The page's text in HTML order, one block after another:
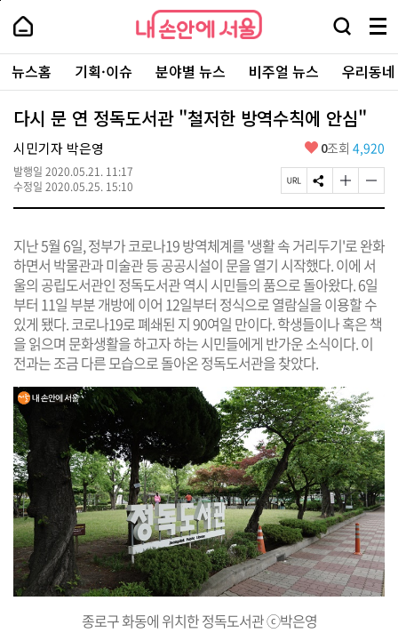
본
로
가
내
손
안
에
서
울
-
서
울
시
대
표
소
포
털
내
손
에
울
검
창
열
기
메
뉴
전
체
보
주
요
서
뉴스홈 기획·이슈 분야별 뉴스 비주얼 뉴스 우리동
다시 문 연 정독도서관 "철저한 방역수칙에 안심"
시민기자 박은영
발행일 2020.05.21. 11:17
수정일 2020.05.25. 15:10
좋
요
0조회 4,920
페
이
R
L
복
사
S
N
유
하
기
글
자
크
게
변
경
하
기
글
자
작
게
변
경
하
기
지난 5월 6일, 정부가 코로나19 방역체계를 '생활 속 거리두기'로 완화
하면서 박물관과 미술관 등 공공시설이 문을 열기 시작했다. 이에 서
울의 공립도서관인 정독도서관 역시 시민들의 품으로 돌아왔다. 6일
부터 11일 부분 개방에 이어 12일부터 정식으로 열람실을 이용할 수
있게 됐다. 코로나19로 폐쇄된 지 90여일 만이다. 학생들이나 혹은 책
을 읽으며 문화생활을 하고자 하는 시민들에게 반가운 소식이다. 이
전과는 조금 다른 모습으로 돌아온 정독도서관을 찾았다.
종로구 화동에 위치한 정독도서관 ⓒ박은영
페
상
단
로